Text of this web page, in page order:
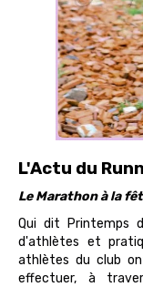
L'Actu du
Le Marathon à la
Qui dit Printemps
d'athlètes et
athlètes du club
effectuer, à